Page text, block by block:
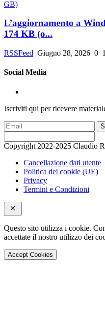
L’aggiornamento a
174 KB (o...
RSSFeed Giugno 28, 2026 0
Social Media
Iscriviti qui per ricevere
Copyright 2022-2025 Claudio
Cancellazione dati utente
Politica dei cookie (UE)
Privacy
Termini e Condizioni
Questo sito utilizza i cookie.
accettate il nostro utilizzo dei
Accept Cookies